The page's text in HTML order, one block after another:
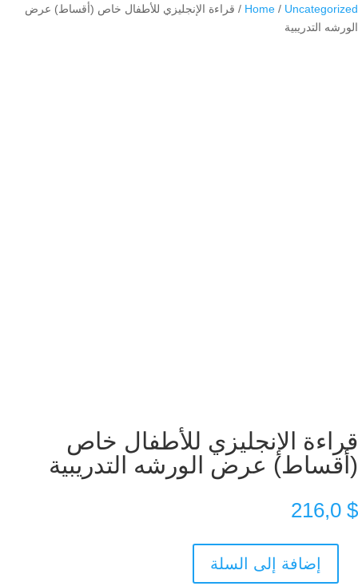
Home / Uncategorized
/ قراءة الإنجليزي للأطفال خاص (أقساط) عرض
الورشه التدريبية
قراءة الإنجليزي للأطفال خاص
(أقساط) عرض الورشه التدريبية
216,0 $
إضافة إلى السلة